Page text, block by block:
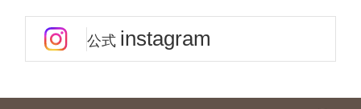
公式 instagram